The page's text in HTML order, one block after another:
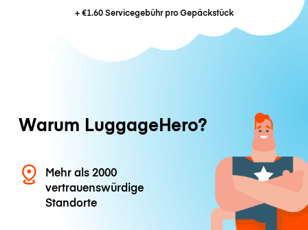
+€1.60Servicegebühr pro Gepäckstück
Warum LuggageHero?
Mehr als 2000
vertrauenswürdige
Standorte